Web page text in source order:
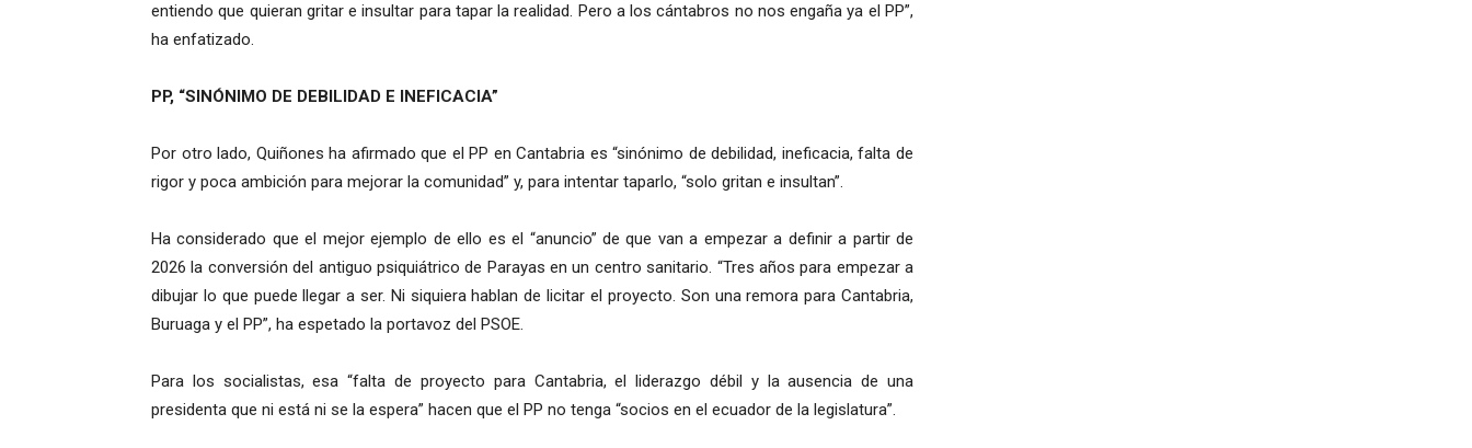
entiendo que quieran gritar e insultar para tapar la realidad. Pero a los cántabros no nos engaña ya el PP”,
ha enfatizado.
PP, “SINÓNIMO DE DEBILIDAD E INEFICACIA”
Por otro lado, Quiñones ha afirmado que el PP en Cantabria es “sinónimo de debilidad, ineficacia, falta de
rigor y poca ambición para mejorar la comunidad” y, para intentar taparlo, “solo gritan e insultan”.
Ha considerado que el mejor ejemplo de ello es el “anuncio” de que van a empezar a definir a partir de
2026 la conversión del antiguo psiquiátrico de Parayas en un centro sanitario. “Tres años para empezar a
dibujar lo que puede llegar a ser. Ni siquiera hablan de licitar el proyecto. Son una remora para Cantabria,
Buruaga y el PP”, ha espetado la portavoz del PSOE.
Para los socialistas, esa “falta de proyecto para Cantabria, el liderazgo débil y la ausencia de una
presidenta que ni está ni se la espera” hacen que el PP no tenga “socios en el ecuador de la legislatura”.